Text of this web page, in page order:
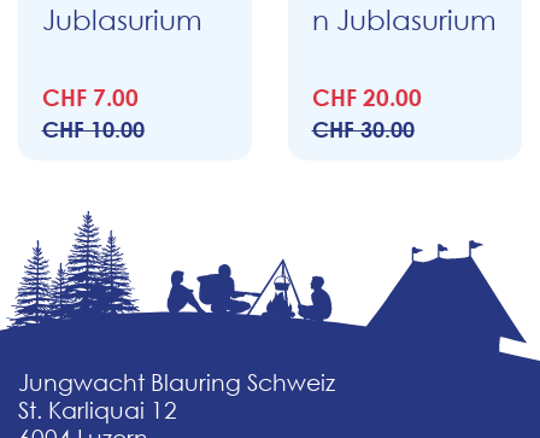
Jublasurium
CHF 7.00
CHF 10.00
n Jublasurium
CHF 20.00
CHF 30.00
Jungwacht Blauring Schweiz
St. Karliquai 12